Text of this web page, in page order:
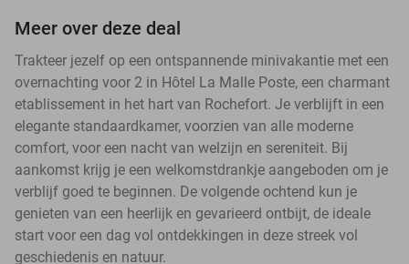
Meer over deze deal
Trakteer jezelf op een ontspannende minivakantie met een
overnachting voor 2 in Hôtel La Malle Poste, een charmant
etablissement in het hart van Rochefort. Je verblijft in een
elegante standaardkamer, voorzien van alle moderne
comfort, voor een nacht van welzijn en sereniteit. Bij
aankomst krijg je een welkomstdrankje aangeboden om je
verblijf goed te beginnen. De volgende ochtend kun je
genieten van een heerlijk en gevarieerd ontbijt, de ideale
start voor een dag vol ontdekkingen in deze streek vol
geschiedenis en natuur.